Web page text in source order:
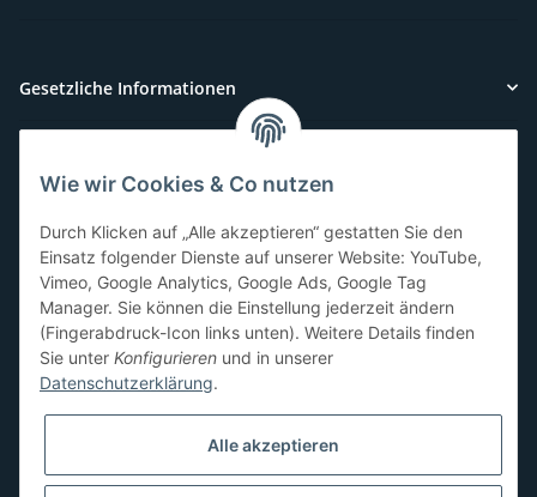
Gesetzliche Informationen
Kundenservice
Sie benötigen Hilfe oder haben Fragen?
071-5355993
service@beamerlampe24.ch
Sicher Einkaufen
Wie wir Cookies & Co nutzen
Durch Klicken auf „Alle akzeptieren“ gestatten Sie den
Einsatz folgender Dienste auf unserer Website: YouTube,
Vimeo, Google Analytics, Google Ads, Google Tag
Manager. Sie können die Einstellung jederzeit ändern
(Fingerabdruck-Icon links unten). Weitere Details finden
Sie unter Konfigurieren und in unserer
Datenschutzerklärung.
Alle akzeptieren